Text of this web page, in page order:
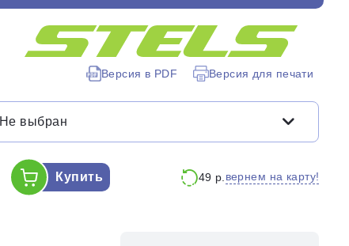
Версия в PDF Версия для печати
Не выбран
Купить 49 р. вернем на карту!
Закрыть